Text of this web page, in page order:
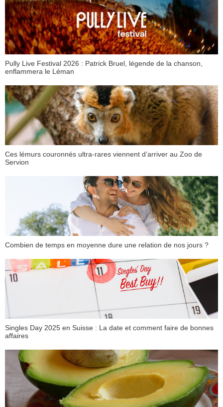
Pully Live Festival 2026 : Patrick Bruel, légende de la chanson,
enflammera le Léman
Ces lémurs couronnés ultra-rares viennent d’arriver au Zoo de
Servion
Combien de temps en moyenne dure une relation de nos jours ?
Singles Day 2025 en Suisse : La date et comment faire de bonnes
affaires